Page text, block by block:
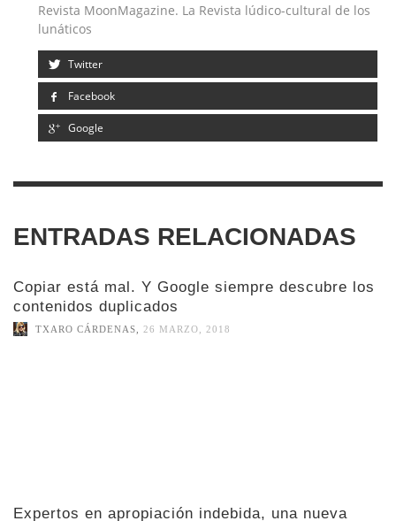
Revista MoonMagazine. La Revista lúdico-cultural de los
lunáticos
Twitter
Facebook
Google
ENTRADAS RELACIONADAS
Copiar está mal. Y Google siempre descubre los
contenidos duplicados
TXARO CÁRDENAS 26 MARZO, 2018
Expertos en apropiación indebida, una nueva